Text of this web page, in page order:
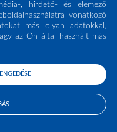
, hirdető- és elemező
vonatkozó
más olyan adatokkal,
az Ön által használt más
RESERVED - P.IVA: IT02141960266